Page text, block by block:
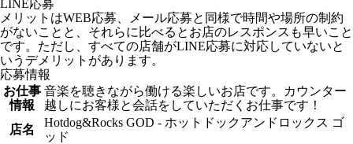
LINE応募
メリットはWEB応募、メール応募と同様で時間や場所の制約
がないことと、それらに比べるとお店のレスポンスも早いこと
です。ただし、すべての店舗がLINE応募に対応していないと
いうデメリットがあります。
応募情報
お仕事
情報
音楽を聴きながら働ける楽しいお店です。カウンター
越しにお客様と会話をしていただくお仕事です！
店名
Hotdog&Rocks GOD - ホットドックアンドロックス ゴ
ッド